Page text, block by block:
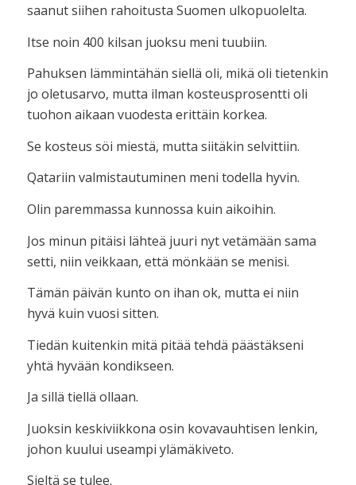
saanut siihen rahoitusta Suomen ulkopuolelta.
Itse noin 400 kilsan juoksu meni tuubiin.
Pahuksen lämmintähän siellä oli, mikä oli tietenkin
jo oletusarvo, mutta ilman kosteusprosentti oli
tuohon aikaan vuodesta erittäin korkea.
Se kosteus söi miestä, mutta siitäkin selvittiin.
Qatariin valmistautuminen meni todella hyvin.
Olin paremmassa kunnossa kuin aikoihin.
Jos minun pitäisi lähteä juuri nyt vetämään sama
setti, niin veikkaan, että mönkään se menisi.
Tämän päivän kunto on ihan ok, mutta ei niin
hyvä kuin vuosi sitten.
Tiedän kuitenkin mitä pitää tehdä päästäkseni
yhtä hyvään kondikseen.
Ja sillä tiellä ollaan.
Juoksin keskiviikkona osin kovavauhtisen lenkin,
johon kuului useampi ylämäkiveto.
Sieltä se tulee.